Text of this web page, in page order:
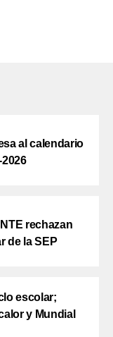
al calendario
rechazan
de la SEP
escolar;
y Mundial